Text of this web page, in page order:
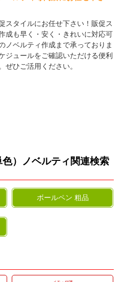
スタイルにお任せ下さい！販促ス
成も早く・安く・きれいに対応可
ノベルティ作成まで承っておりま
ジュールをご確認いただける便利
ぜひご活用ください。
）ノベルティ関連検索
ボールペン 粗品